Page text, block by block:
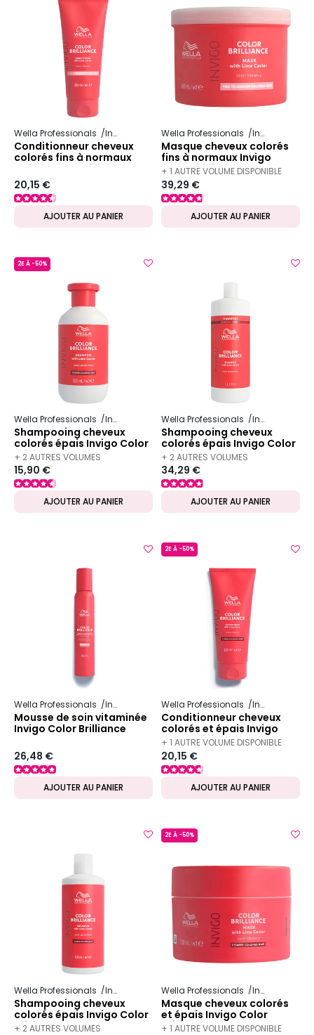
Wella Professionals Invigo Color Brilliance
Conditionneur cheveux
colorés fins à normaux
Invigo Color Brilliance
20,15 €
AJOUTER AU PANIER
Wella Professionals Invigo
Masque cheveux colorés
fins à normaux Invigo
Color Brilliance 500ml
+ 1 AUTRE VOLUME DISPONIBLE
39,29 €
AJOUTER AU PANIER
2E À -50%
Wella Professionals Invigo Color Brilliance
Shampooing cheveux
colorés épais Invigo Color
Brilliance 300ml
+ 2 AUTRES VOLUMES
DISPONIBLES
15,90 €
AJOUTER AU PANIER
Wella Professionals Invigo
Shampooing cheveux
colorés épais Invigo Color
Brilliance 1000ml
+ 2 AUTRES VOLUMES
DISPONIBLES
34,29 €
AJOUTER AU PANIER
Wella Professionals Invigo Color Brilliance
Mousse de soin vitaminée
Invigo Color Brilliance
26,48 €
AJOUTER AU PANIER
2E À -50%
Wella Professionals Invigo
Conditionneur cheveux
colorés et épais Invigo
Color Brilliance 200ml
+ 1 AUTRE VOLUME DISPONIBLE
20,15 €
AJOUTER AU PANIER
Wella Professionals Invigo Color Brilliance
Shampooing cheveux
colorés épais Invigo Color
Brilliance 500ml
+ 2 AUTRES VOLUMES
2E À -50%
Wella Professionals Invigo
Masque cheveux colorés
et épais Invigo Color
Brilliance 150ml
+ 1 AUTRE VOLUME DISPONIBLE